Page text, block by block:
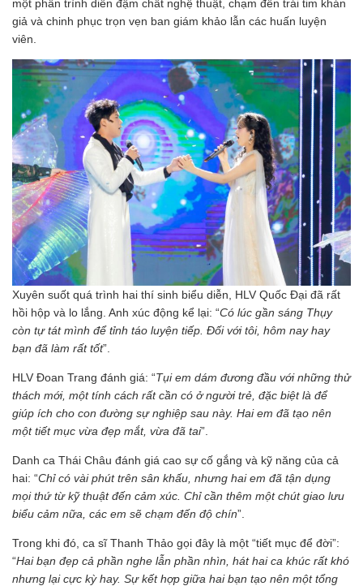
một phần trình diễn đậm chất nghệ thuật, chạm đến trái tim khán
giả và chinh phục trọn vẹn ban giám khảo lẫn các huấn luyện
viên.
Xuyên suốt quá trình hai thí sinh biểu diễn, HLV Quốc Đại đã rất
hồi hộp và lo lắng. Anh xúc động kể lại: “Có lúc gần sáng Thụy
còn tự tát mình để tỉnh táo luyện tiếp. Đối với tôi, hôm nay hay
bạn đã làm rất tốt”.
HLV Đoan Trang đánh giá: “Tụi em dám đương đầu với những thử
thách mới, một tính cách rất cần có ở người trẻ, đặc biệt là để
giúp ích cho con đường sự nghiệp sau này. Hai em đã tạo nên
một tiết mục vừa đẹp mắt, vừa đã tai”.
Danh ca Thái Châu đánh giá cao sự cố gắng và kỹ năng của cả
hai: “Chỉ có vài phút trên sân khấu, nhưng hai em đã tận dụng
mọi thứ từ kỹ thuật đến cảm xúc. Chỉ cần thêm một chút giao lưu
biểu cảm nữa, các em sẽ chạm đến độ chín”.
Trong khi đó, ca sĩ Thanh Thảo gọi đây là một “tiết mục để đời”:
“Hai bạn đẹp cả phần nghe lẫn phần nhìn, hát hai ca khúc rất khó
nhưng lại cực kỳ hay. Sự kết hợp giữa hai bạn tạo nên một tổng